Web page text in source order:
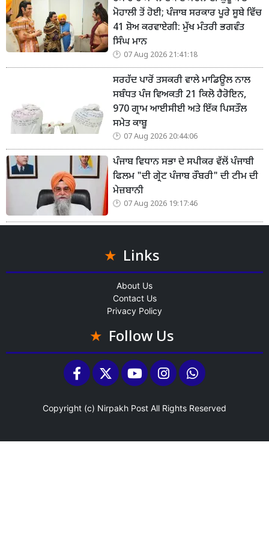
ਮੋਹਾਲੀ ਤੋਂ ਹੋਈ; ਪੰਜਾਬ ਸਰਕਾਰ ਪੂਰੇ ਸੂਬੇ ਵਿੱਚ
41 ਸ਼ੋਅ ਕਰਵਾਏਗੀ: ਮੁੱਖ ਮੰਤਰੀ ਭਗਵੰਤ
ਸਿੰਘ ਮਾਨ
07 Aug 2026 21:41:18
ਸਰਹੱਦ ਪਾਰੋਂ ਤਸਕਰੀ ਵਾਲੇ ਮਾਡਿਊਲ ਨਾਲ
ਸਬੰਧਤ ਪੰਜ ਵਿਅਕਤੀ 21 ਕਿਲੋ ਹੈਰੋਇਨ,
970 ਗ੍ਰਾਮ ਆਈਸੀਈ ਅਤੇ ਇੱਕ ਪਿਸਤੌਲ
ਸਮੇਤ ਕਾਬੂ
07 Aug 2026 20:44:06
ਪੰਜਾਬ ਵਿਧਾਨ ਸਭਾ ਦੇ ਸਪੀਕਰ ਵੱਲੋਂ ਪੰਜਾਬੀ
ਫਿਲਮ "ਦੀ ਗ੍ਰੇਟ ਪੰਜਾਬ ਰੌਬਰੀ" ਦੀ ਟੀਮ ਦੀ
ਮੇਜ਼ਬਾਨੀ
07 Aug 2026 19:17:46
Links
About Us
Contact Us
Privacy Policy
Follow Us
Copyright (c) Nirpakh Post All Rights Reserved